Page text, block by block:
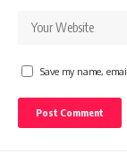
Save my name,